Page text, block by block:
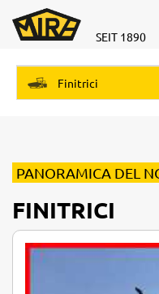
SEIT 1890
Finitrici
PANORAMICA DEL
FINITRICI